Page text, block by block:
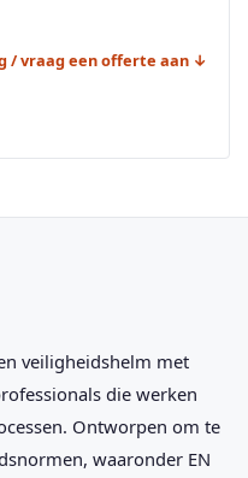
/ vraag een offerte aan ↓
veiligheidshelm met
die werken
Ontworpen om te
waaronder EN